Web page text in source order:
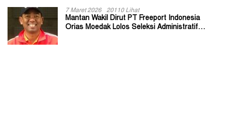
7 Maret 2026 20110 Lihat
Mantan Wakil Dirut PT Freeport Indonesia
Orias Moedak Lolos Seleksi Administratif